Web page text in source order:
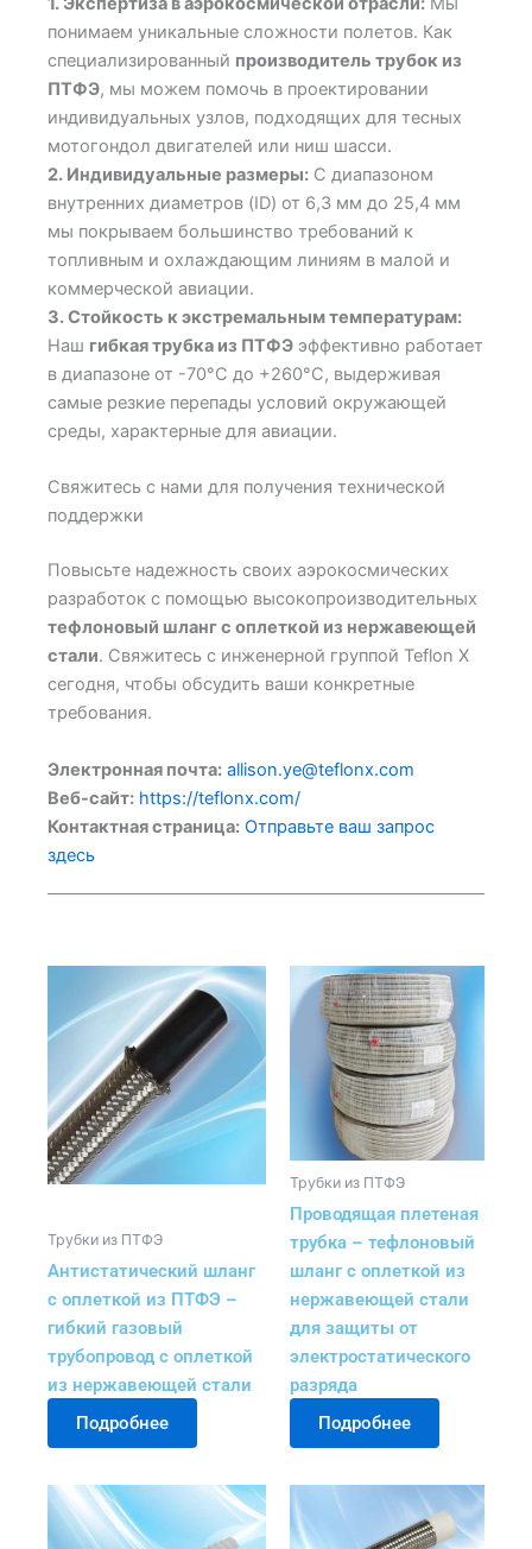
понимаем уникальные сложности полетов. Как
специализированный производитель трубок из
ПТФЭ, мы можем помочь в проектировании
индивидуальных узлов, подходящих для тесных
мотогондол двигателей или ниш шасси.
2. Индивидуальные размеры: С диапазоном
внутренних диаметров (ID) от 6,3 мм до 25,4 мм
мы покрываем большинство требований к
топливным и охлаждающим линиям в малой и
коммерческой авиации.
3. Стойкость к экстремальным температурам:
Наш гибкая трубка из ПТФЭ эффективно работает
в диапазоне от -70°C до +260°C, выдерживая
самые резкие перепады условий окружающей
среды, характерные для авиации.
Свяжитесь с нами для получения технической
поддержки
Повысьте надежность своих аэрокосмических
разработок с помощью высокопроизводительных
тефлоновый шланг с оплеткой из нержавеющей
стали. Свяжитесь с инженерной группой Teflon X
сегодня, чтобы обсудить ваши конкретные
требования.
Электронная почта: allison.ye@teflonx.com
Веб-сайт: https://teflonx.com/
Контактная страница: Отправьте ваш запрос
здесь
Трубки из ПТФЭ
Антистатический шланг
с оплеткой из ПТФЭ –
гибкий газовый
трубопровод с оплеткой
из нержавеющей стали
Подробнее
Трубки из ПТФЭ
Проводящая плетеная
трубка – тефлоновый
шланг с оплеткой из
нержавеющей стали
для защиты от
электростатического
разряда
Подробнее